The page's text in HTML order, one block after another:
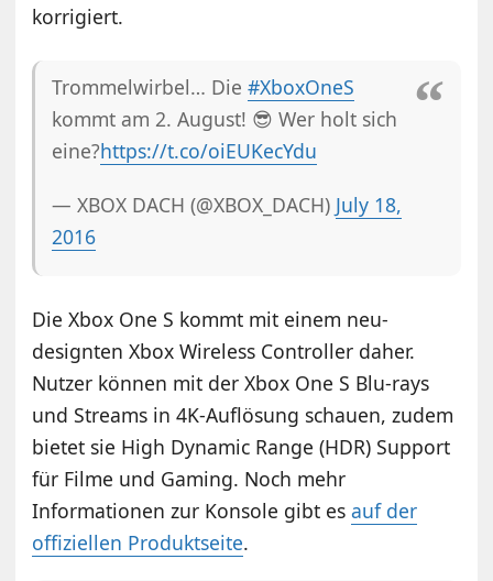
korrigiert.
Trommelwirbel… Die#XboxOneS
kommt am 2. August! 😎 Wer holt sich
eine?https://t.co/oiEUKecYdu
— XBOX DACH (@XBOX_DACH) July 18,
2016
Die Xbox One S kommt mit einem neu-
designten Xbox Wireless Controller daher.
Nutzer können mit der Xbox One S Blu-rays
und Streams in 4K-Auflösung schauen, zudem
bietet sie High Dynamic Range (HDR) Support
für Filme und Gaming. Noch mehr
Informationen zur Konsole gibt esauf der
offiziellen Produktseite.